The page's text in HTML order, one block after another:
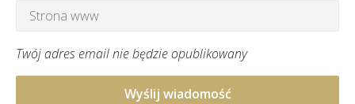
Twój adres email nie będzie opublikowany